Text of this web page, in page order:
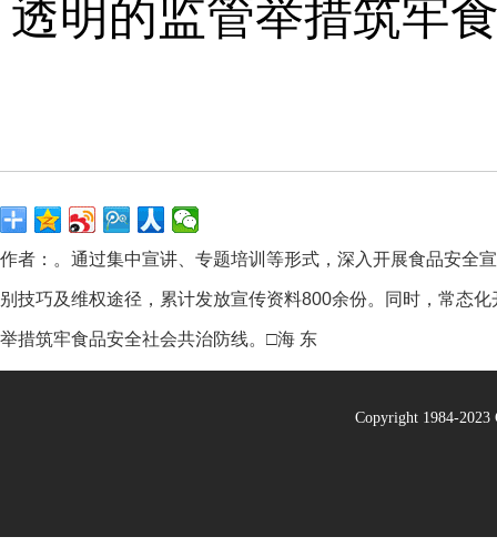
透明的监管举措筑牢
作者：。通过集中宣讲、专题培训等形式，深入开展食品安全
别技巧及维权途径，累计发放宣传资料800余份。同时，常态
举措筑牢食品安全社会共治防线。□海 东
Copyright 1984-